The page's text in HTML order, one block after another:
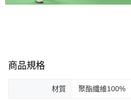
商品規格
材質 聚酯纖維100%